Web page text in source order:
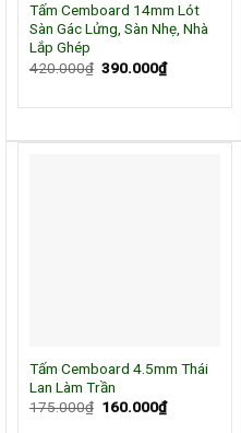
Tấm Cemboard 14mm Lót
Sàn Gác Lửng, Sàn Nhẹ, Nhà
Lắp Ghép
420.000₫ Giá
420.000₫.
390.000₫Giá
hiện
là:
Tấm Cemboard 4.5mm Thái
Lan Làm Trần
175.000₫ Giá
160.000₫Giá
hiện